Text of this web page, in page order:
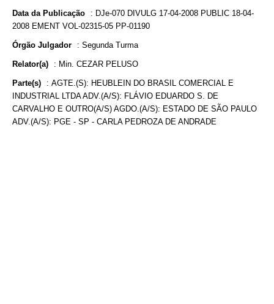
Data da Publicação : DJe-070 DIVULG 17-04-2008 PUBLIC 18-04-
2008 EMENT VOL-02315-05 PP-01190
Órgão Julgador : Segunda Turma
Relator(a) : Min. CEZAR PELUSO
Parte(s) : AGTE.(S): HEUBLEIN DO BRASIL COMERCIAL E
INDUSTRIAL LTDA ADV.(A/S): FLÁVIO EDUARDO S. DE
CARVALHO E OUTRO(A/S) AGDO.(A/S): ESTADO DE SÃO PAULO
ADV.(A/S): PGE - SP - CARLA PEDROZA DE ANDRADE